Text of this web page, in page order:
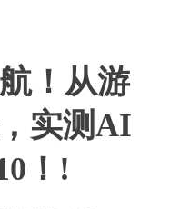
！从游
实测AI
！!